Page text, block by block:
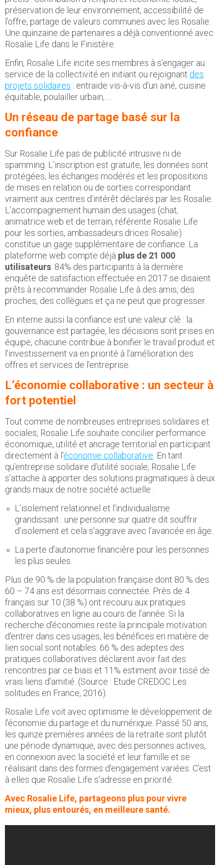
préservation de leur environnement, accessibilité de
l’offre, partage de valeurs communes avec les Rosalie.
Une quinzaine de partenaires a déjà conventionné avec
Rosalie Life dans le Finistère.
Enfin, Rosalie Life incite ses membres à s’engager au
service de la collectivité en initiant ou rejoignant des
projets solidaires : entraide vis-à-vis d’un ainé, cuisine
équitable, poulailler urbain, …
Un réseau de partage basé sur la
confiance
Sur Rosalie Life pas de publicité intrusive ni de
spamming. L’inscription est gratuite, les données sont
protégées, les échanges modérés et les propositions
de mises en relation ou de sorties correspondant
vraiment aux centres d’intérêt déclarés par les Rosalie.
L’accompagnement humain des usages (chat,
animatrice web et de terrain, référente Rosalie Life
pour les sorties, ambassadeurs.drices Rosalie)
constitue un gage supplémentaire de confiance. La
plateforme web compte déjà plus de 21 000
utilisateurs . 84% des participants à la dernière
enquête de satisfaction effectuée en 2017 se disaient
prêts à recommander Rosalie Life à des amis, des
proches, des collègues et ça ne peut que progresser.
En interne aussi la confiance est une valeur clé : la
gouvernance est partagée, les décisions sont prises en
équipe, chacune contribue à bonifier le travail produit et
l’investissement va en priorité à l’amélioration des
offres et services de l’entreprise.
L’économie collaborative : un secteur à
fort potentiel
Tout comme de nombreuses entreprises solidaires et
sociales, Rosalie Life souhaite concilier performance
économique, utilité et ancrage territorial en participant
directement à l’économie collaborative . En tant
qu’entreprise solidaire d’utilité sociale, Rosalie Life
s’attache à apporter des solutions pragmatiques à deux
grands maux de notre société actuelle :
L’isolement relationnel et l’individualisme
grandissant : une personne sur quatre dit souffrir
d’isolement et cela s’aggrave avec l’avancée en âge.
La perte d’autonomie financière pour les personnes
les plus seules.
Plus de 90 % de la population française dont 80 % des
60 – 74 ans est désormais connectée. Près de 4
français sur 10 (38 %) ont recouru aux pratiques
collaboratives en ligne au cours de l’année. Si la
recherche d’économies reste la principale motivation
d’entrer dans ces usages, les bénéfices en matière de
lien social sont notables. 66 % des adeptes des
pratiques collaboratives déclarent avoir fait des
rencontres par ce biais et 11% estiment avoir tissé de
vrais liens d’amitié. (Source : Etude CREDOC Les
solitudes en France, 2016).
Rosalie Life voit avec optimisme le développement de
l’économie du partage et du numérique. Passé 50 ans,
les quinze premières années de la retraite sont plutôt
une période dynamique, avec des personnes actives,
en connexion avec la société et leur famille et se
réalisant dans des formes d’engagement variées. C’est
à elles que Rosalie Life s’adresse en priorité.
Avec Rosalie Life, partageons plus pour vivre
mieux, plus entourés, en meilleure santé.